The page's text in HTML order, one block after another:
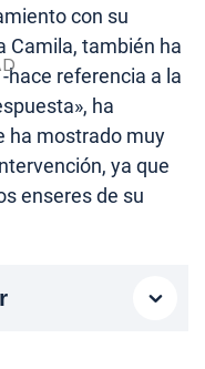
con su
Camila, también ha
hace referencia a la
ha
ha mostrado muy
ya que
enseres de su